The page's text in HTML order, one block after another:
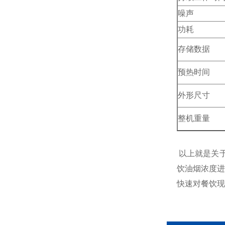
噪声
功耗
存储数据
预热时间
外形尺寸
整机重量
以上就是关
饮油烟浓度
快速对餐饮